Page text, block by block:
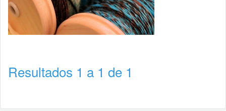
Resultados 1 a 1 de 1